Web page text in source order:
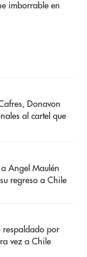
imborrable en
Donavon
al cartel que
Angel Maulén
regreso a Chile
respaldado por
vez a Chile